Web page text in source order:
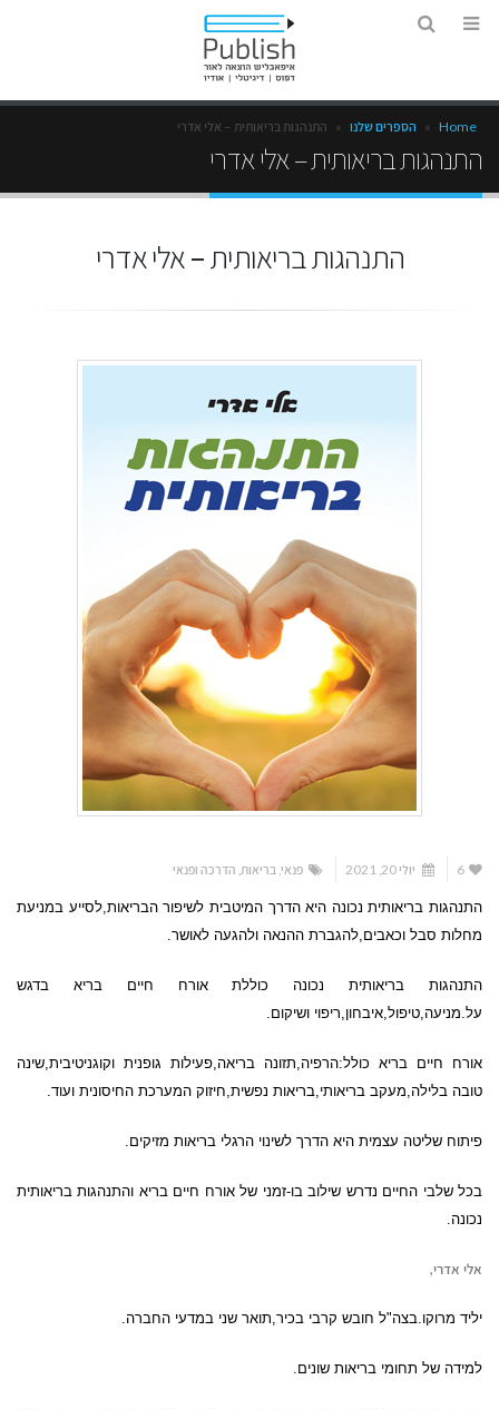
Home
» הספרים שלנו » התנהגות בריאותית – אלי אדרי
התנהגות בריאותית – אלי אדרי
התנהגות בריאותית – אלי אדרי
6 יולי 20, 2021 פנאי בריאות הדרכה ופנאי
התנהגות בריאותית נכונה היא הדרך המיטבית לשיפור הבריאות,לסייע במניעת
מחלות סבל וכאבים,להגברת ההנאה ולהגעה לאושר.
התנהגות בריאותית נכונה כוללת אורח חיים בריא בדגש
על.מניעה,טיפול,איבחון,ריפוי ושיקום.
אורח חיים בריא כולל:הרפיה,תזונה בריאה,פעילות גופנית וקוגניטיבית,שינה
טובה בלילה,מעקב בריאותי,בריאות נפשית,חיזוק המערכת החיסונית ועוד.
פיתוח שליטה עצמית היא הדרך לשינוי הרגלי בריאות מזיקים.
בכל שלבי החיים נדרש שילוב בו-זמני של אורח חיים בריא והתנהגות בריאותית
נכונה.
אלי אדרי,
יליד מרוקו.בצה"ל חובש קרבי בכיר,תואר שני במדעי החברה.
למידה של תחומי בריאות שונים.